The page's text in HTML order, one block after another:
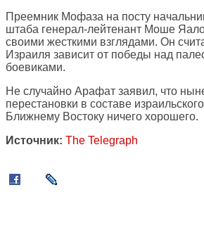
Преемник Мофаза на посту
штаба генерал-лейтенант Моше
своими жесткими взглядами. Он
Израиля зависит от победы над
боевиками.
Не случайно Арафат заявил, что
перестановки в составе
Ближнему Востоку ничего хорошего.
Источник: The Telegraph